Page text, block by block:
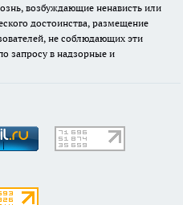
возбуждающие ненависть или
достоинства, размещение
не соблюдающих эти
запросу в надзорные и